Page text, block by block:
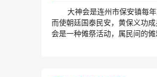
大神会是连州市保安镇每
而使朝廷国泰民安，黄保义功
会是一种傩祭活动，属民间的傩